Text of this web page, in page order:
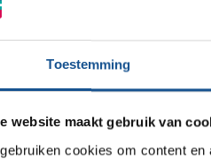
Toestemming
website maakt gebruik van
cookies om content